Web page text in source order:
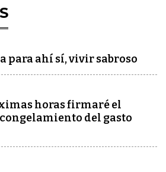
para ahí sí, vivir sabroso
horas firmaré el
del gasto